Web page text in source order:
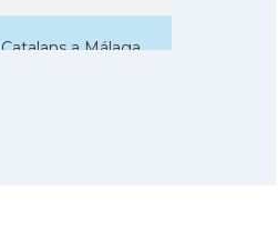
Catalans a Málaga